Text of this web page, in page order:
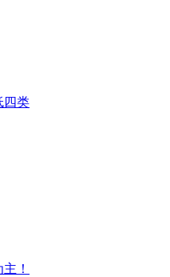
四类
！